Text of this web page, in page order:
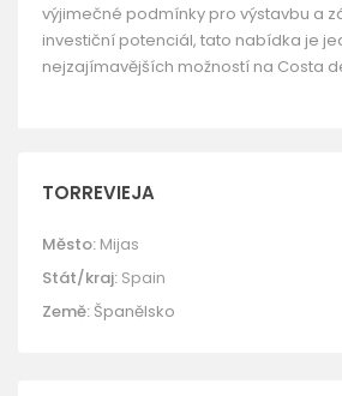
výjimečné podmínky pro výstavbu a
investiční potenciál, tato nabídka je
nejzajímavějších možností na Costa
TORREVIEJA
Město: Mijas
Stát/kraj: Spain
Země: Španělsko